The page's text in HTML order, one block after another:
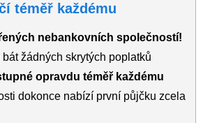
téměř každému
nebankovních společností!
žádných skrytých poplatků
opravdu téměř každému
dokonce nabízí první půjčku zcela